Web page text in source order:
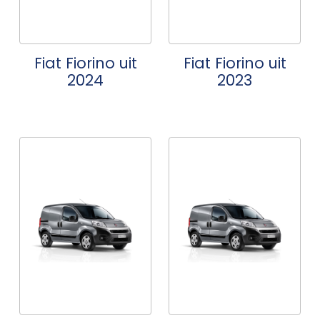
Fiat Fiorino uit
2024
Fiat Fiorino uit
2023